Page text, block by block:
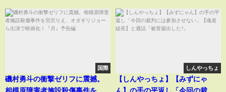
国際
磯村勇斗の衝撃ゼリフに震撼。
相模原障害者施設殺傷事件を宮
しんやっちょ
【しんやっちょ】【みずにゃ
ん】の手の平返し「今回の裁判